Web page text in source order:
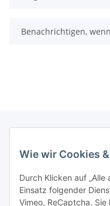
Wie wir Cookies
Durch Klicken auf
Einsatz folgender
Vimeo, ReCaptcha.
Benachrichtigen,
Zahlungsmöglichkeiten
Versandinformationen